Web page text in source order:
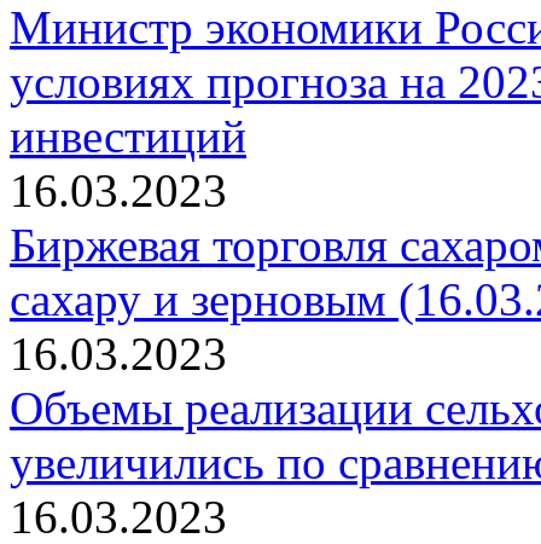
Министр экономики
условиях прогноза на
инвестиций
16.03.2023
Биржевая торговля
сахару и зерновым
16.03.2023
Объемы реализации
увеличились по
16.03.2023